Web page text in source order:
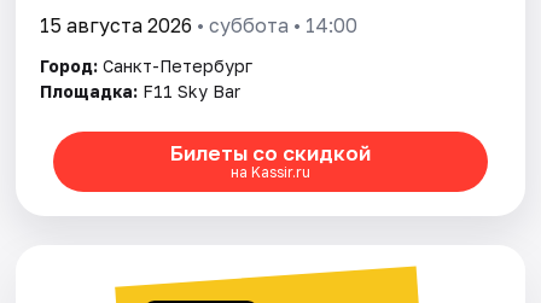
Артисты
Рейтинги
15 августа 2026 • суббота • 14:00
Город: Санкт-Петербург
Площадка: F11 Sky Bar
Билеты со скидкой
на Kassir.ru